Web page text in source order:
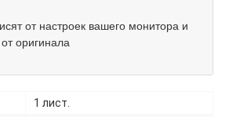
от настроек вашего монитора и
оригинала
1 лист.